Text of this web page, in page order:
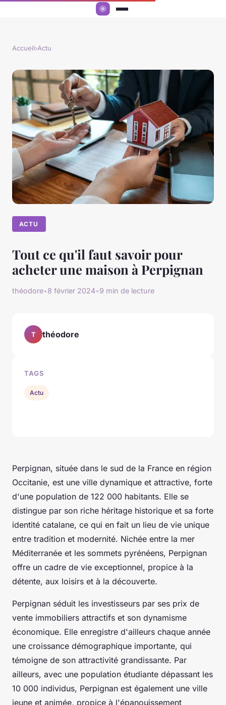
Accueil›Actu
ACTU
Tout ce qu'il faut savoir pour
acheter une maison à Perpignan
théodore•8 février 2024•9 min de lecture
Perpignan, située dans le sud de la France en région
Occitanie, est une ville dynamique et attractive, forte
d'une population de 122 000 habitants. Elle se
distingue par son riche héritage historique et sa forte
identité catalane, ce qui en fait un lieu de vie unique
entre tradition et modernité. Nichée entre la mer
Méditerranée et les sommets pyrénéens, Perpignan
offre un cadre de vie exceptionnel, propice à la
détente, aux loisirs et à la découverte.
Perpignan séduit les investisseurs par ses prix de
vente immobiliers attractifs et son dynamisme
économique. Elle enregistre d'ailleurs chaque année
une croissance démographique importante, qui
témoigne de son attractivité grandissante. Par
ailleurs, avec une population étudiante dépassant les
10 000 individus, Perpignan est également une ville
jeune et animée, propice à l'épanouissement
T théodore
TAGS
Actu